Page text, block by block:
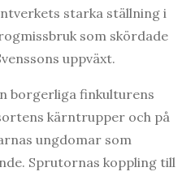
starka ställning i
som skördade
uppväxt.
borgerliga finkulturens
kärntrupper och på
ungdomar som
Sprutornas koppling till